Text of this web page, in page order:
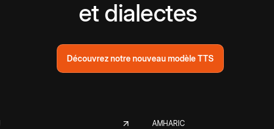
et dialectes
Découvrez notre nouveau modèle TTS
AMHARIC